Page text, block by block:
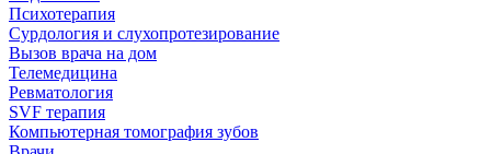
Психотерапия
Сурдология и слухопротезирование
Вызов врача на дом
Телемедицина
Ревматология
SVF терапия
Компьютерная томография зубов